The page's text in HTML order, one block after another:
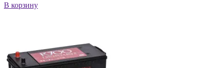
В корзину